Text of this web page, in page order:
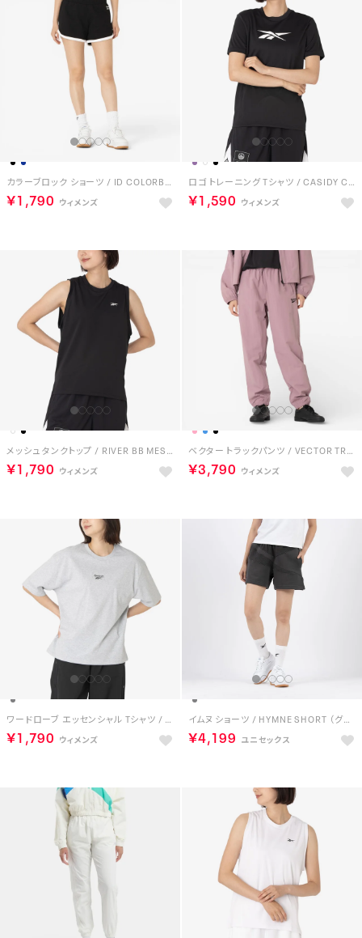
カラーブロック ショーツ / ID COLORBLOCK SHORTS （ブラック）
￥1,790
ロゴ トレーニング Tシャツ / CASIDY CORE SS TOP （ブラック）
￥1,590
メッシュ タンクトップ / RIVER BB MESH TANK （ブラック）
￥1,790
ベクター トラックパンツ / VECTOR TRACK PANT （ピンク）
￥3,790
ワードローブ エッセンシャル Tシャツ / WARDROBE ESSENTIALS T-SHIRT （グレー）
￥1,790
イムヌ ショーツ / HYMNE SHORT （グレー）
￥4,199